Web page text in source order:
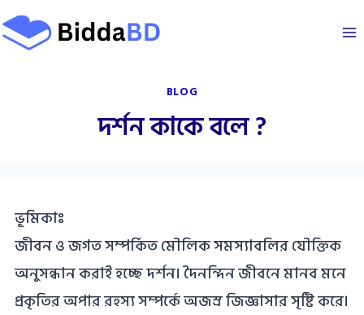
Skip
to
BLOG
দর্শন কাকে বলে ?
ভূমিকাঃ
জীবন ও জগত সম্পর্কিত মৌলিক সমস্যাবলির যৌক্তিক
অনুসন্ধান করাই হচ্ছে দর্শন। দৈনন্দিন জীবনে মানব মনে
প্রকৃতির অপার রহস্য সম্পর্কে অজস্র জিজ্ঞাসার সৃষ্টি করে।